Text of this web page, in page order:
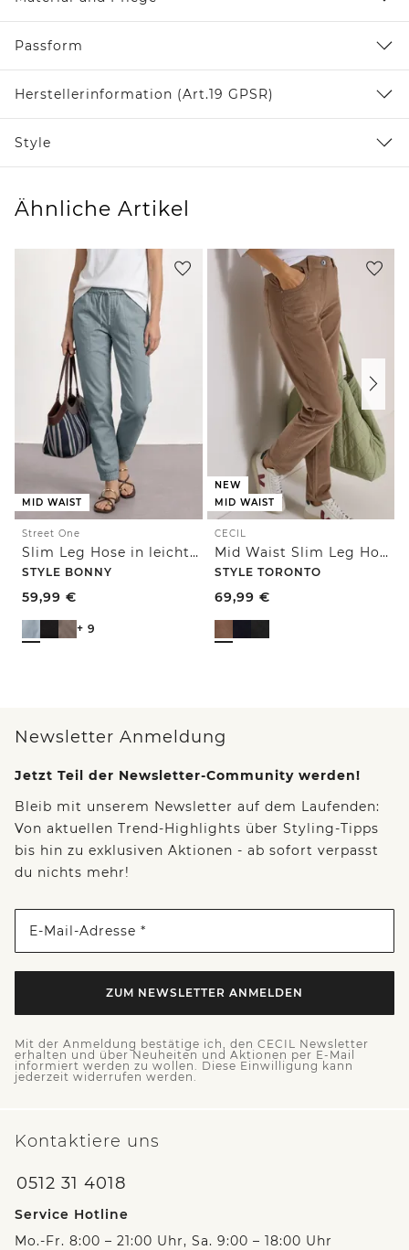
Passform
Herstellerinformation (Art.19 GPSR)
Style
Ähnliche Artikel
MID WAIST
Street One
Slim Leg Hose in leichter Qualität
STYLE BONNY
59,99 €
+ 9
NEW
MID WAIST
CECIL
Mid Waist Slim Leg Hose im Slim Fit
STYLE TORONTO
69,99 €
Newsletter Anmeldung
Jetzt Teil der Newsletter-Community werden!
Bleib mit unserem Newsletter auf dem Laufenden:
Von aktuellen Trend-Highlights über Styling-Tipps
bis hin zu exklusiven Aktionen - ab sofort verpasst
du nichts mehr!
E-Mail-Adresse *
ZUM NEWSLETTER ANMELDEN
Mit der Anmeldung bestätige ich, den CECIL Newsletter
erhalten und über Neuheiten und Aktionen per E-Mail
informiert werden zu wollen. Diese Einwilligung kann
jederzeit widerrufen werden.
Kontaktiere uns
0512 31 4018
Service Hotline
Mo.-Fr. 8:00 – 21:00 Uhr, Sa. 9:00 – 18:00 Uhr